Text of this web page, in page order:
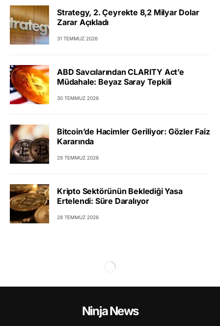
Strategy, 2. Çeyrekte 8,2 Milyar Dolar
Zarar Açıkladı
31 TEMMUZ 2026
ABD Savcılarından CLARITY Act’e
Müdahale: Beyaz Saray Tepkili
30 TEMMUZ 2026
Bitcoin’de Hacimler Geriliyor: Gözler Faiz
Kararında
29 TEMMUZ 2026
Kripto Sektörünün Beklediği Yasa
Ertelendi: Süre Daralıyor
28 TEMMUZ 2026
Ninja News